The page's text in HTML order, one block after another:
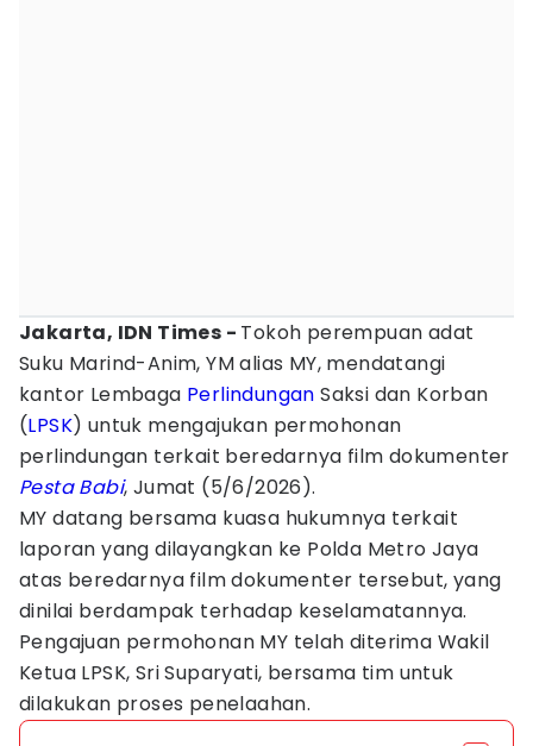
Jakarta, IDN Times - Tokoh perempuan adat
Suku Marind-Anim, YM alias MY, mendatangi
kantor Lembaga Perlindungan Saksi dan Korban
(LPSK) untuk mengajukan permohonan
perlindungan terkait beredarnya film dokumenter
Pesta Babi, Jumat (5/6/2026).
MY datang bersama kuasa hukumnya terkait
laporan yang dilayangkan ke Polda Metro Jaya
atas beredarnya film dokumenter tersebut, yang
dinilai berdampak terhadap keselamatannya.
Pengajuan permohonan MY telah diterima Wakil
Ketua LPSK, Sri Suparyati, bersama tim untuk
dilakukan proses penelaahan.